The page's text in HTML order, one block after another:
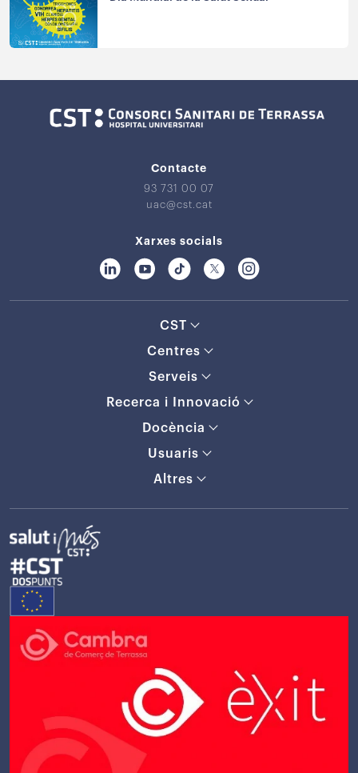
Contacte
93 731 00 07
uac@cst.cat
Xarxes socials
CST
Centres
Serveis
Recerca i Innovació
Docència
Usuaris
Altres